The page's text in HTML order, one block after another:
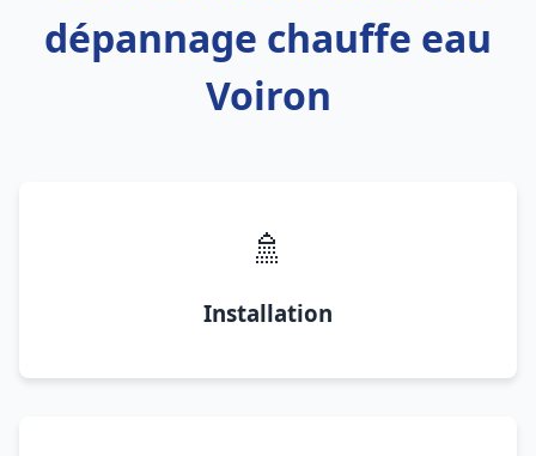
dépannage chauffe eau
Voiron
🚿
Installation